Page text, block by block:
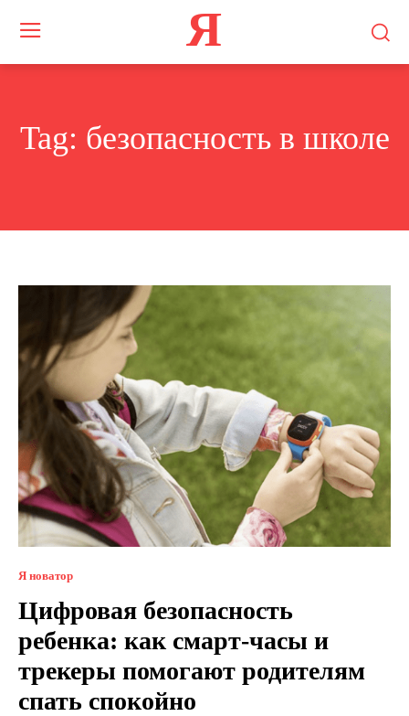
Я
Tag: безопасность в школе
Я новатор
Цифровая безопасность
ребенка: как смарт-часы и
трекеры помогают родителям
спать спокойно